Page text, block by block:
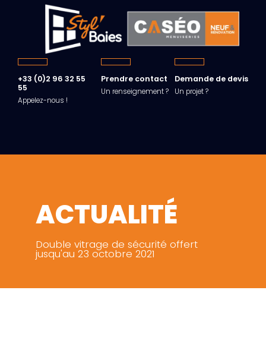
+33 (0)2 96 32 55
55
Appelez-nous !
Prendre contact
Un renseignement ?
Demande de devis
Un projet ?
ACTUALITÉ
Double vitrage de sécurité offert
jusqu'au 23 octobre 2021